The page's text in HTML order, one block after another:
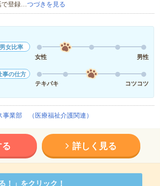
で登録…つづきを見る
男女比率
女性
男性
事の仕方
テキパキ
コツコツ
業部 （医療福祉介護関連）
る 詳しく見る
！」をクリック！